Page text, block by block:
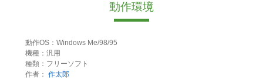
動作環境
動作OS：Windows Me/98/95
機種：汎用
種類：フリーソフト
作者： 作太郎